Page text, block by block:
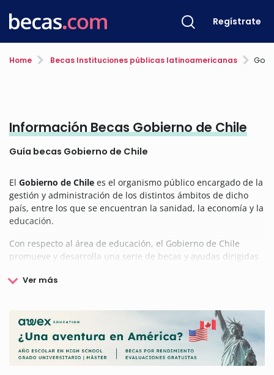
Regístrate
Home Becas Instituciones públicas latinoamericanas
Información Becas Gobierno de Chile
Guía becas Gobierno de Chile
El Gobierno de Chile es el organismo público encargado de la
gestión y administración de los distintos ámbitos de dicho
país, entre los que se encuentran la sanidad, la economía y la
educación.
Con respecto al área de educación, el Gobierno de Chile
promueve y desarrolla una serie de becas y ayudas dirigidas
correspondientes estudios tanto en enseñanza básica, como
obtención de una adecuada formación en los ciudadanos
chilenos.
Entre las becas y ayudas convocadas por el Gobierno de Chile
cabe destacar aquellas que cubren de manera total o parcial
el coste de ingreso en determinados estudios, así como las